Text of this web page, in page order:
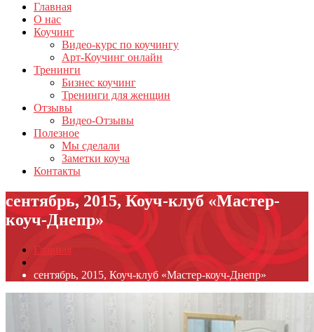
Главная
О нас
Коучинг
Видео-курс по коучингу
Арт-Коучинг онлайн
Тренинги
Бизнес коучинг
Тренинги для женщин
Отзывы
Видео-Отзывы
Полезное
Мы сделали
Заметки коуча
Контакты
сентябрь, 2015, Коуч-клуб «Мастер-
коуч-Днепр»
Главная
сентябрь, 2015, Коуч-клуб «Мастер-коуч-Днепр»